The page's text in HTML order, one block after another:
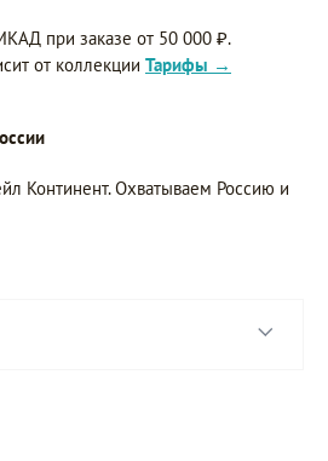
при заказе от 50 000 ₽.
от коллекции Тарифы →
Континент. Охватываем Россию и